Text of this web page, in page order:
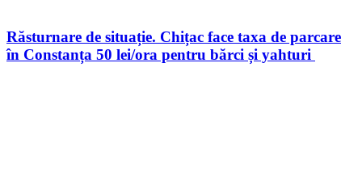
Răsturnare de situație. Chițac face taxa de parcare
în Constanța 50 lei/ora pentru bărci și yahturi